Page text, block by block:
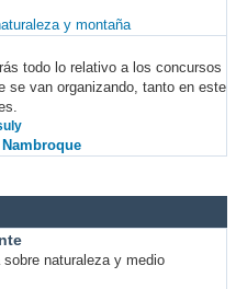
y montaña
todo lo relativo a los concursos
se van organizando, tanto en este
Nambroque
naturaleza y medio